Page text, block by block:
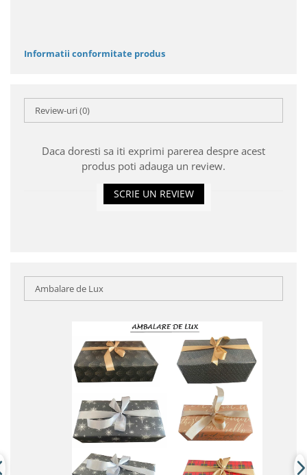
Informatii conformitate produs
Review-uri(0)
Daca doresti sa iti exprimi parerea despre acest
produs poti adauga un review.
SCRIE UN REVIEW
Ambalare de Lux